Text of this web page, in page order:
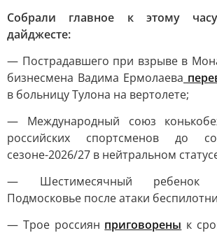
Собрали главное к этому
дайджесте:
— Пострадавшего при взрыве в
бизнесмена Вадима Ермолаева
в больницу Тулона на вертолете;
— Международный союз
российских спортсменов до
сезоне-2026/27 в нейтральном
— Шестимесячный ребенок
Подмосковье после атаки
— Трое россиян приговорены к